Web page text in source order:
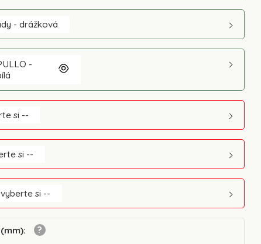
- drážková
-
si --
si --
si --
: